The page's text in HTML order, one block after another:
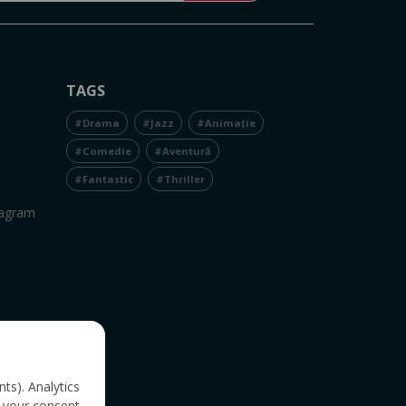
TAGS
#Drama #Jazz #Animație
#Comedie #Aventură
#Fantastic #Thriller
Analytics